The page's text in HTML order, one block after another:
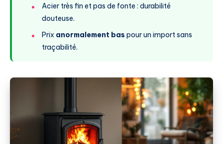
Acier très fin et pas de fonte : durabilité
douteuse.
Prix anormalement bas pour un import sans
traçabilité.